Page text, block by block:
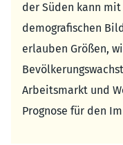
der Süden kann
demografischen
erlauben Größen,
Arbeitsmarkt und
Prognose für den